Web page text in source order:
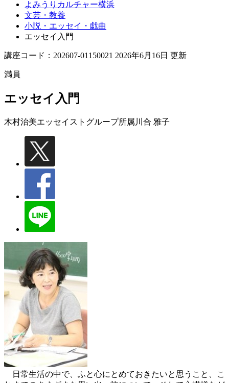
よみうりカルチャー横浜
文芸・教養
小説・エッセイ・戯曲
エッセイ入門
講座コード：202607-01150021 2026年6月16日 更新
満員
エッセイ入門
木村治美エッセイストグループ所属 川合 雅子
日常生活の中で、ふと心にとめておきたいと思うこと、こ